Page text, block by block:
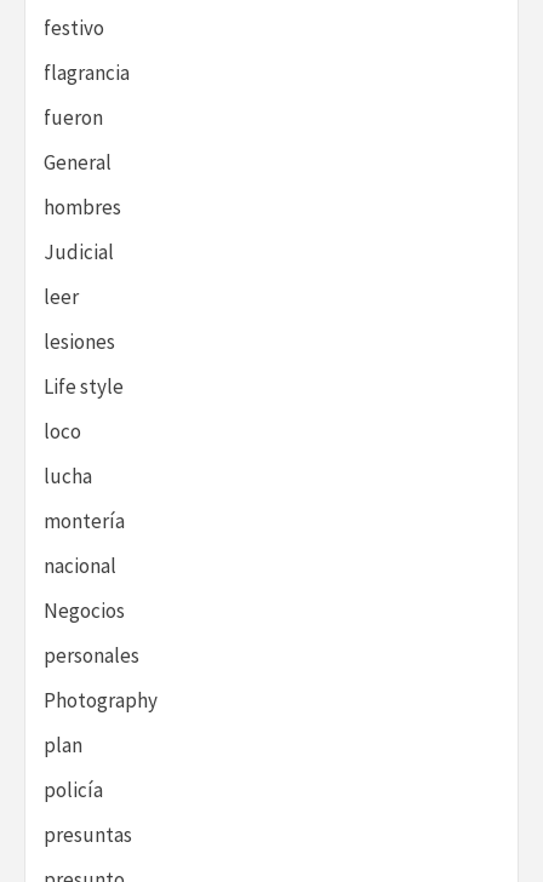
festivo
flagrancia
fueron
General
hombres
Judicial
leer
lesiones
Life style
loco
lucha
montería
nacional
Negocios
personales
Photography
plan
policía
presuntas